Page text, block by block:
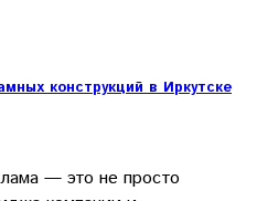
конструкций в Иркутске
— это не просто